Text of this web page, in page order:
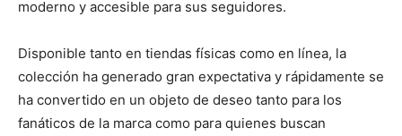
moderno y accesible para sus seguidores.
Disponible tanto en tiendas físicas como en línea, la
colección ha generado gran expectativa y rápidamente se
ha convertido en un objeto de deseo tanto para los
fanáticos de la marca como para quienes buscan